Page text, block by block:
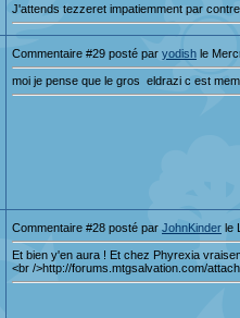
J'attends tezzeret impatiemment par
Commentaire #29 posté par yodish le
moi je pense que le gros eldrazi c est
Commentaire #28 posté par JohnKinder le
Et bien y'en aura ! Et chez Phyrexia
<br />http://forums.mtgsalvation.com/